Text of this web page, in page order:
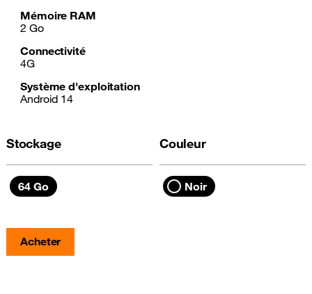
Mémoire RAM
2 Go
Connectivité
4G
Système d'exploitation
Android 14
Stockage
64 Go
Couleur
Noir
Acheter